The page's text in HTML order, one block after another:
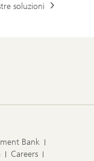
soluzioni
Bank
Careers